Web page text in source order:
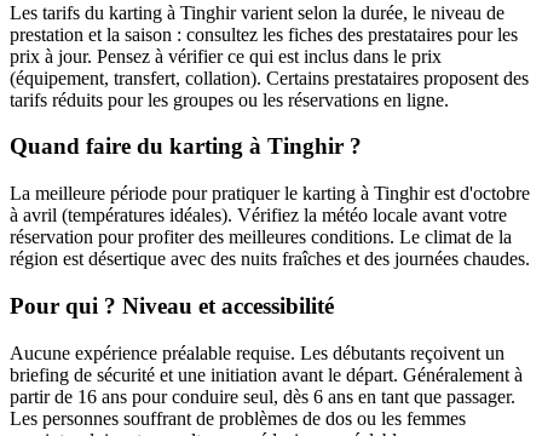
Les tarifs du karting à Tinghir varient selon la durée, le niveau de
prestation et la saison : consultez les fiches des prestataires pour les
prix à jour. Pensez à vérifier ce qui est inclus dans le prix
(équipement, transfert, collation). Certains prestataires proposent des
tarifs réduits pour les groupes ou les réservations en ligne.
Quand faire du karting à Tinghir ?
La meilleure période pour pratiquer le karting à Tinghir est d'octobre
à avril (températures idéales). Vérifiez la météo locale avant votre
réservation pour profiter des meilleures conditions. Le climat de la
région est désertique avec des nuits fraîches et des journées chaudes.
Pour qui ? Niveau et accessibilité
Aucune expérience préalable requise. Les débutants reçoivent un
briefing de sécurité et une initiation avant le départ. Généralement à
partir de 16 ans pour conduire seul, dès 6 ans en tant que passager.
Les personnes souffrant de problèmes de dos ou les femmes